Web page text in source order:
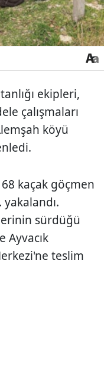
ekipleri,
çalışmaları
köyü
kaçak göçmen
sürdüğü
Ayvacık
teslim